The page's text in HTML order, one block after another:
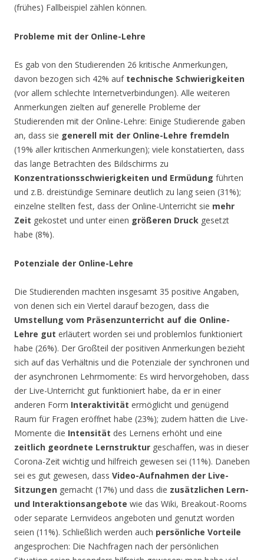
(frühes) Fallbeispiel zählen können.
Probleme mit der Online-Lehre
Es gab von den Studierenden 26 kritische Anmerkungen,
davon bezogen sich 42% auf technische Schwierigkeiten
(vor allem schlechte Internetverbindungen). Alle weiteren
Anmerkungen zielten auf generelle Probleme der
Studierenden mit der Online-Lehre: Einige Studierende gaben
an, dass sie generell mit der Online-Lehre fremdeln
(19% aller kritischen Anmerkungen); viele konstatierten, dass
das lange Betrachten des Bildschirms zu
Konzentrationsschwierigkeiten und Ermüdung führten
und z.B. dreistündige Seminare deutlich zu lang seien (31%);
einzelne stellten fest, dass der Online-Unterricht sie mehr
Zeit gekostet und unter einen größeren Druck gesetzt
habe (8%).
Potenziale der Online-Lehre
Die Studierenden machten insgesamt 35 positive Angaben,
von denen sich ein Viertel darauf bezogen, dass die
Umstellung vom Präsenzunterricht auf die Online-
Lehre gut erläutert worden sei und problemlos funktioniert
habe (26%). Der Großteil der positiven Anmerkungen bezieht
sich auf das Verhältnis und die Potenziale der synchronen und
der asynchronen Lehrmomente: Es wird hervorgehoben, dass
der Live-Unterricht gut funktioniert habe, da er in einer
anderen Form Interaktivität ermöglicht und genügend
Raum für Fragen eröffnet habe (23%); zudem hätten die Live-
Momente die Intensität des Lernens erhöht und eine
zeitlich geordnete Lernstruktur geschaffen, was in dieser
Corona-Zeit wichtig und hilfreich gewesen sei (11%). Daneben
sei es gut gewesen, dass Video-Aufnahmen der Live-
Sitzungen gemacht (17%) und dass die zusätzlichen Lern-
und Interaktionsangebote wie das Wiki, Breakout-Rooms
oder separate Lernvideos angeboten und genutzt worden
seien (11%). Schließlich werden auch persönliche Vorteile
angesprochen: Die Nachfragen nach der persönlichen